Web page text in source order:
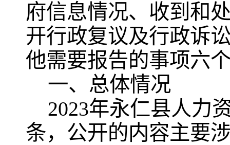
府信息情况、收到和
开行政复议及行政诉
他需要报告的事项六
一、总体情况
2023年永仁县人力
条， 公开的内容主要